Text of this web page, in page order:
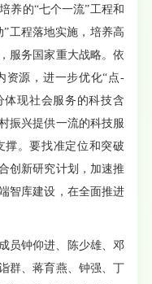
养的“七个一流”工程和
工程落地实施，培养高
服务国家重大战略。依
资源，进一步优化“点-
体现社会服务的科技含
振兴提供一流的科技服
撑。要找准定位和突破
创新研究计划，加速推
智库建设，在全面推进
员钟仰进、陈少雄、邓
群、蒋育燕、钟强、丁